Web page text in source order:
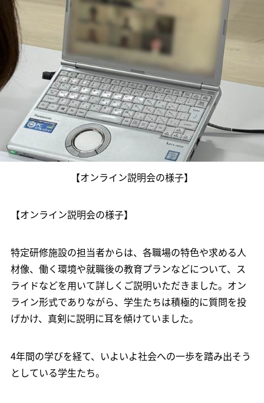
【オンライン説明会の様子】
【オンライン説明会の様子】
特定研修施設の担当者からは、各職場の特色や求める人
材像、働く環境や就職後の教育プランなどについて、ス
ライドなどを用いて詳しくご説明いただきました。オン
ライン形式でありながら、学生たちは積極的に質問を投
げかけ、真剣に説明に耳を傾けていました。
4年間の学びを経て、いよいよ社会への一歩を踏み出そう
としている学生たち。